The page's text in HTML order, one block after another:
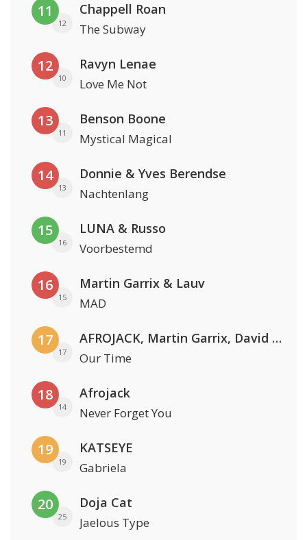
11
12
Chappell Roan
The Subway
12
10
Ravyn Lenae
Love Me Not
13
11
Benson Boone
Mystical Magical
14
13
Donnie & Yves Berendse
Nachtenlang
15
16
LUNA & Russo
Voorbestemd
16
15
Martin Garrix & Lauv
MAD
17
17
AFROJACK, Martin Garrix, David Guetta & Amél
Our Time
18
14
Afrojack
Never Forget You
19
19
KATSEYE
Gabriela
20
25
Doja Cat
Jaelous Type